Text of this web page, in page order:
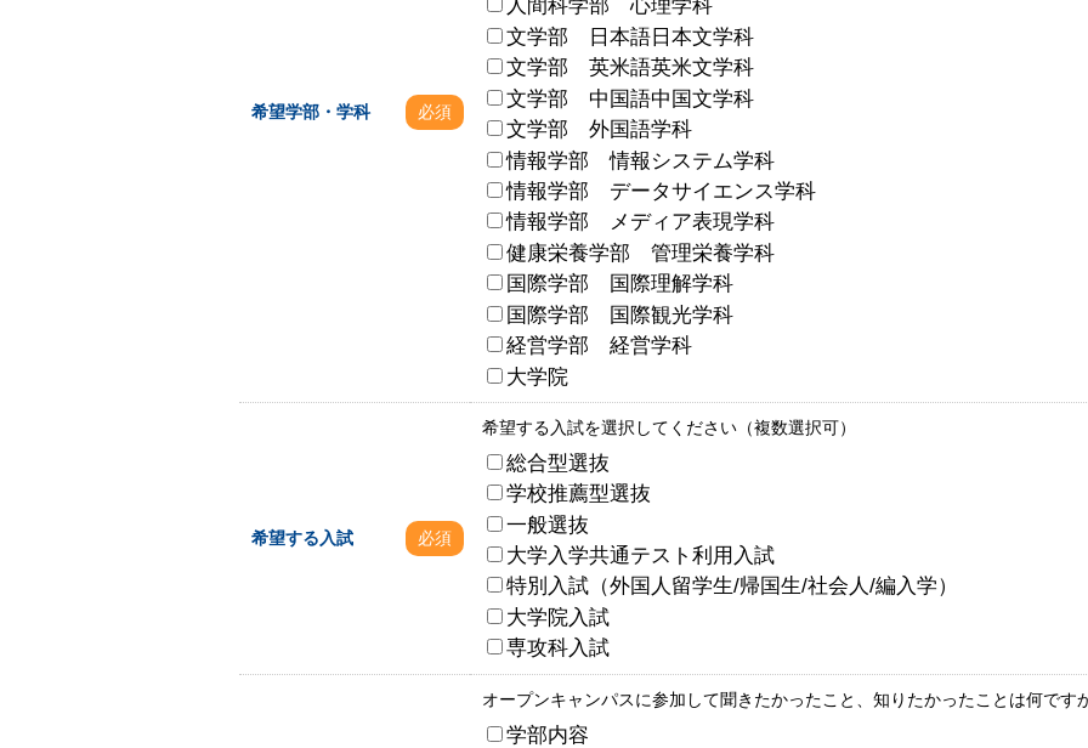
希望学部・学科 必須
人間科学部 心理学科
文学部 日本語日本文学科
文学部 英米語英米文学科
文学部 中国語中国文学科
文学部 外国語学科
情報学部 情報システム学科
情報学部 データサイエンス学科
情報学部 メディア表現学科
健康栄養学部 管理栄養学科
国際学部 国際理解学科
国際学部 国際観光学科
経営学部 経営学科
大学院
希望する入試 必須
希望する入試を選択してください（複数選択可）
総合型選抜
学校推薦型選抜
一般選抜
大学入学共通テスト利用入試
特別入試（外国人留学生/帰国生/社会人/編入学）
大学院入試
専攻科入試
オープンキャンパスに参加して聞きたかったこと、知りたかったことは何です
学部内容